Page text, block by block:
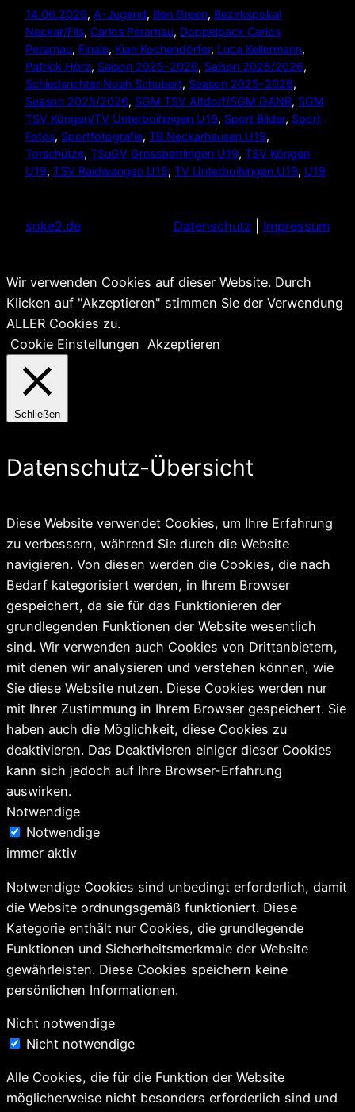
14.06.2026, A-Jugend, Ben Green, Bezirkspokal
Neckar/Fils, Carlos Perarnau, Doppelpack Carlos
Perarnau, Finale, Kian Kochendörfer, Luca Kellermann
Patrick Hörz, Saison 2025-2026, Saison 2025/2026
Schiedsrichter Noah Schubert, Season 2025-2026
Season 2025/2026, SGM TSV Altdorf/SGM GANR, SGM
TSV Köngen/TV Unterboihingen U19, Sport Bilder, Sport
Fotos, Sportfotografie, TB Neckarhausen U19
Torschütze, TSuGV Grossbettlingen U19, TSV Köngen
U19, TSV Raidwangen U19, TV Unterboihingen U19, U19
soke2.de Datenschutz Impressum
Wir verwenden Cookies auf dieser Website. Durch
Klicken auf "Akzeptieren" stimmen Sie der Verwendung
ALLER Cookies zu.
Cookie Einstellungen Akzeptieren
Schließen
Datenschutz-Übersicht
Diese Website verwendet Cookies, um Ihre Erfahrung
zu verbessern, während Sie durch die Website
navigieren. Von diesen werden die Cookies, die nach
Bedarf kategorisiert werden, in Ihrem Browser
gespeichert, da sie für das Funktionieren der
grundlegenden Funktionen der Website wesentlich
sind. Wir verwenden auch Cookies von Drittanbietern,
mit denen wir analysieren und verstehen können, wie
Sie diese Website nutzen. Diese Cookies werden nur
mit Ihrer Zustimmung in Ihrem Browser gespeichert. Sie
haben auch die Möglichkeit, diese Cookies zu
deaktivieren. Das Deaktivieren einiger dieser Cookies
kann sich jedoch auf Ihre Browser-Erfahrung
auswirken.
Notwendige
Notwendige
immer aktiv
Notwendige Cookies sind unbedingt erforderlich, damit
die Website ordnungsgemäß funktioniert. Diese
Kategorie enthält nur Cookies, die grundlegende
Funktionen und Sicherheitsmerkmale der Website
gewährleisten. Diese Cookies speichern keine
persönlichen Informationen.
Nicht notwendige
Nicht notwendige
Alle Cookies, die für die Funktion der Website
möglicherweise nicht besonders erforderlich sind und